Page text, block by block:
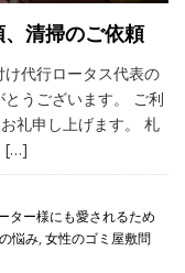
清掃のご依頼
代行ロータス代表の
うございます。 ご利
礼申し上げます。 札
[…]
ター様にも愛されるため
悩み, 女性のゴミ屋敷問